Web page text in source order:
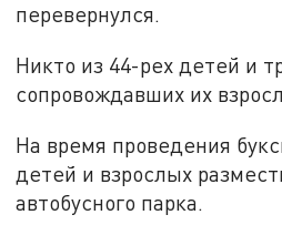
перевернулся.
Никто из 44-рех детей и
сопровождавших их
На время проведения
детей и взрослых
автобусного парка.